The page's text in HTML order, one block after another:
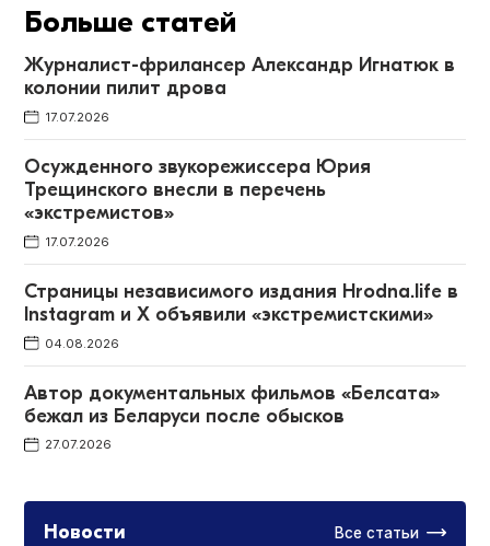
Больше статей
Журналист-фрилансер Александр Игнатюк в
колонии пилит дрова
17.07.2026
Осужденного звукорежиссера Юрия
Трещинского внесли в перечень
«экстремистов»
17.07.2026
Страницы независимого издания Hrodna.life в
Instagram и X объявили «экстремистскими»
04.08.2026
Автор документальных фильмов «Белсата»
бежал из Беларуси после обысков
27.07.2026
Новости Все статьи